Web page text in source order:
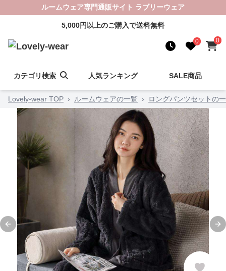
ルームウェア専門通販サイト ラブリーウェア
5,000円以上のご購入で送料無料
0 0
カテゴリ検索 人気ランキング SALE商品
Lovely-wear TOP › ルームウェアの一覧 › ロングパンツセットの
Previous slide